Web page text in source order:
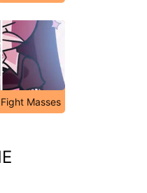
Masses